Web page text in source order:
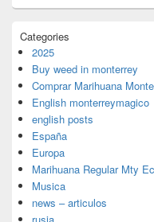
Categories
2025
Buy weed in monterrey
Comprar Marihuana
English monterreymagico
english posts
España
Europa
Marihuana Regular Mty
Musica
news – articulos